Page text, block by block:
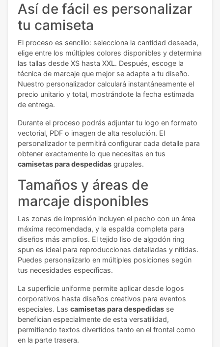
Así de fácil es personalizar
tu camiseta
El proceso es sencillo: selecciona la cantidad deseada,
elige entre los múltiples colores disponibles y determina
las tallas desde XS hasta XXL. Después, escoge la
técnica de marcaje que mejor se adapte a tu diseño.
Nuestro personalizador calculará instantáneamente el
precio unitario y total, mostrándote la fecha estimada
de entrega.
Durante el proceso podrás adjuntar tu logo en formato
vectorial, PDF o imagen de alta resolución. El
personalizador te permitirá configurar cada detalle para
obtener exactamente lo que necesitas en tus
camisetas para despedidas grupales.
Tamaños y áreas de
marcaje disponibles
Las zonas de impresión incluyen el pecho con un área
máxima recomendada, y la espalda completa para
diseños más amplios. El tejido liso de algodón ring
spun es ideal para reproducciones detalladas y nítidas.
Puedes personalizarlo en múltiples posiciones según
tus necesidades específicas.
La superficie uniforme permite aplicar desde logos
corporativos hasta diseños creativos para eventos
especiales. Las camisetas para despedidas se
benefician especialmente de esta versatilidad,
permitiendo textos divertidos tanto en el frontal como
en la parte trasera.